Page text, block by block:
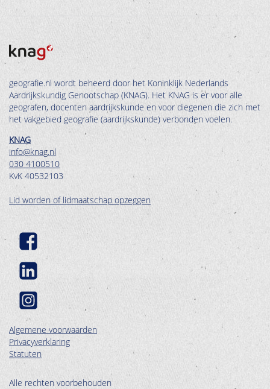
geografie.nl wordt beheerd door het Koninklijk Nederlands
Aardrijkskundig Genootschap (KNAG). Het KNAG is er voor alle
geografen, docenten aardrijkskunde en voor diegenen die zich met
het vakgebied geografie (aardrijkskunde) verbonden voelen.
KNAG
info@knag.nl
030 4100510
KvK 40532103
Lid worden of lidmaatschap opzeggen
Algemene voorwaarden
Privacyverklaring
Statuten
Alle rechten voorbehouden